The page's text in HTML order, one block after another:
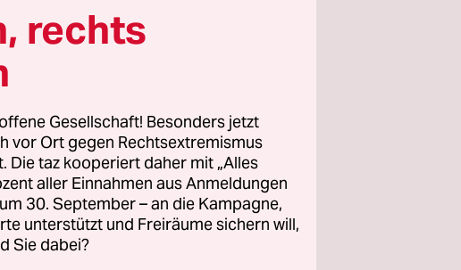
die
dort von den
dem
auf Blogs und in
rechts
Gesellschaft! Besonders jetzt
vor Ort gegen Rechtsextremismus
Die taz kooperiert daher mit „Alles
aller Einnahmen aus Anmeldungen
30. September – an die Kampagne,
unterstützt und Freiräume sichern will,
Sie dabei?